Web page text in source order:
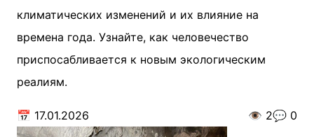
климатических изменений и их влияние на
времена года. Узнайте, как человечество
приспосабливается к новым экологическим
реалиям.
📅 17.01.2026 👁️ 2💬 0